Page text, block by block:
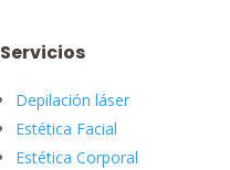
Servicios
Depilación láser
Estética Facial
Estética Corporal